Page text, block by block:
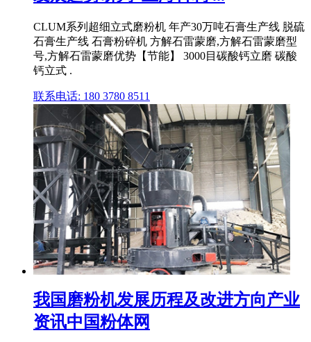
CLUM系列超细立式磨粉机 年产30万吨石膏生产线 脱硫
石膏生产线 石膏粉碎机 方解石雷蒙磨,方解石雷蒙磨型
号,方解石雷蒙磨优势【节能】 3000目碳酸钙立磨 碳酸
钙立式 .
联系电话: 180 3780 8511
我国磨粉机发展历程及改进方向产业
资讯中国粉体网